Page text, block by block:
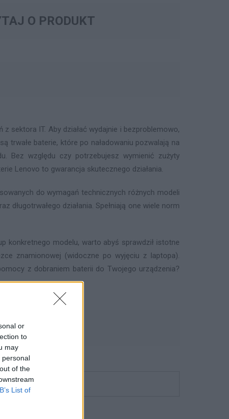
or
to
may
personal
of the
List of
O PRODUKT
sektora IT. Aby działać wydajnie i bezproblemowo,
trwałe baterie, które po naładowaniu pozwalają na
Bez względu czy potrzebujesz wymienić zużyty
Lenovo to gwarancja skutecznego działania.
do wymagań technicznych różnych modeli
działania. Spełniają one wiele norm
konkretnego modelu, warto abyś sprawdził istotne
znamionowej (widoczne po wyjęciu z laptopa).
z dobraniem baterii do Twojego urządzenia?